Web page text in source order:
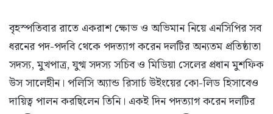
বৃহস্পতিবার রাতে একরাশ ক্ষোভ ও অভিমান নিয়ে এনসিপির সব
ধরনের পদ-পদবি থেকে পদত্যাগ করেন দলটির অন্যতম প্রতিষ্ঠাতা
সদস্য, মুখপাত্র, যুগ্ম সদস্য সচিব ও মিডিয়া সেলের প্রধান মুশফিক
উস সালেহীন। পলিসি অ্যান্ড রিসার্চ উইংয়ের কো-লিড হিসাবেও
দায়িত্ব পালন করছিলেন তিনি। একই দিন পদত্যাগ করেন দলটির